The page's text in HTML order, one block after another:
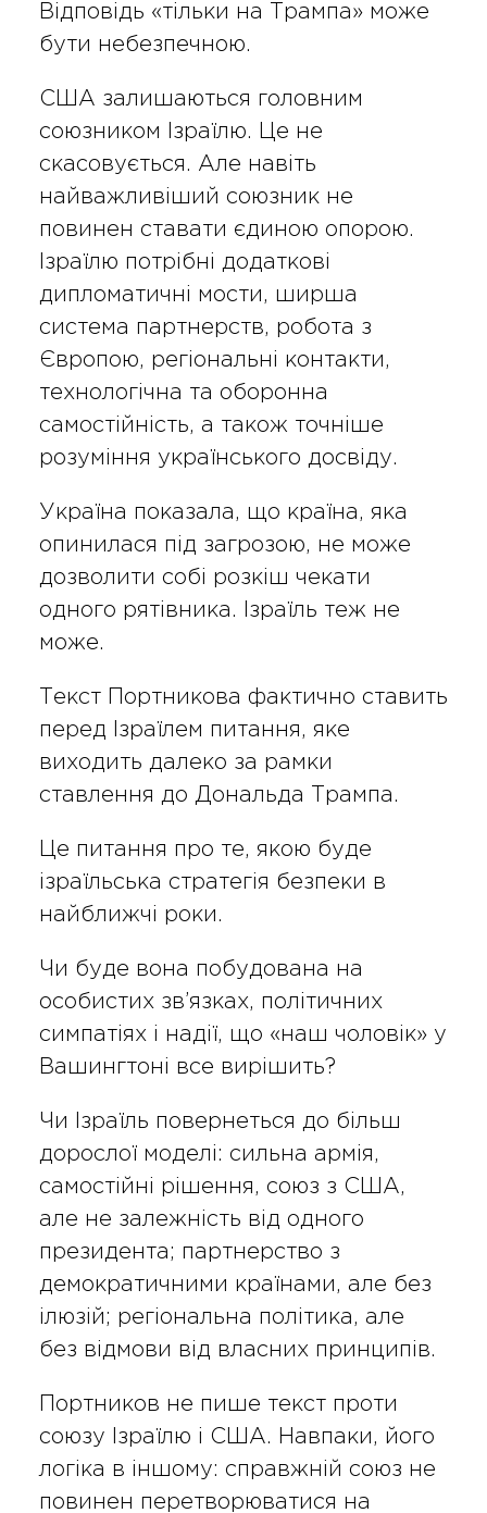
Відповідь «тільки на Трампа» може
бути небезпечною.
США залишаються головним
союзником Ізраїлю. Це не
скасовується. Але навіть
найважливіший союзник не
повинен ставати єдиною опорою.
Ізраїлю потрібні додаткові
дипломатичні мости, ширша
система партнерств, робота з
Європою, регіональні контакти,
технологічна та оборонна
самостійність, а також точніше
розуміння українського досвіду.
Україна показала, що країна, яка
опинилася під загрозою, не може
дозволити собі розкіш чекати
одного рятівника. Ізраїль теж не
може.
Текст Портникова фактично ставить
перед Ізраїлем питання, яке
виходить далеко за рамки
ставлення до Дональда Трампа.
Це питання про те, якою буде
ізраїльська стратегія безпеки в
найближчі роки.
Чи буде вона побудована на
особистих зв’язках, політичних
симпатіях і надії, що «наш чоловік» у
Вашингтоні все вирішить?
Чи Ізраїль повернеться до більш
дорослої моделі: сильна армія,
самостійні рішення, союз з США,
але не залежність від одного
президента; партнерство з
демократичними країнами, але без
ілюзій; регіональна політика, але
без відмови від власних принципів.
Портников не пише текст проти
союзу Ізраїлю і США. Навпаки, його
логіка в іншому: справжній союз не
повинен перетворюватися на